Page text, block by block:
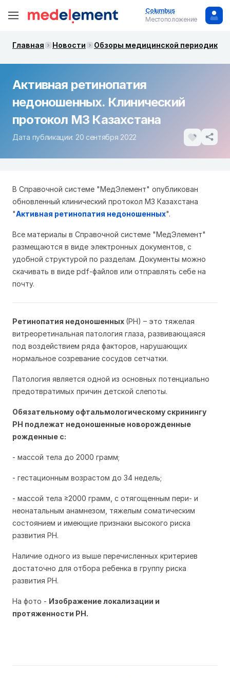
Columbus
Местоположение
Главная Новости Обзоры медицинской периодики.
Активная ретинопатия
недоношенных. Клинический
протокол МЗ Казахстана
Дата публикации: 20 сентября 2022
В Справочной системе "МедЭлемент" опубликован
обновленный клинический протокол МЗ Казахстана
"Активная ретинопатия недоношенных".
Все материалы в Справочной системе "МедЭлемент"
размещаются в виде электронных документов, с
удобной структурой по разделам. Документы можно
скачивать в виде pdf-файлов или отправлять себе на
почту.
Ретинопатия недоношенных (РН) – это тяжелая
витреоретинальная патология глаза, развивающаяся
под воздействием ряда факторов, нарушающих
нормальное созревание сосудов сетчатки.
Патология является одной из основных потенциально
предотвратимых причин детской слепоты.
Обязательному офтальмологическому скринингу
РН подлежат недоношенные новорожденные
рожденные с:
- массой тела до 2000 грамм;
- гестационным возрастом до 34 недель;
- массой тела ≥2000 грамм, с отягощенным пери- и
неонатальным анамнезом, тяжелым соматическим
состоянием и имеющие признаки высокого риска
развития РН.
Наличие одного из выше перечисленных критериев
достаточно для отбора ребенка в группу риска
развития РН.
На фото - Изображение локализации и
протяженности РН.